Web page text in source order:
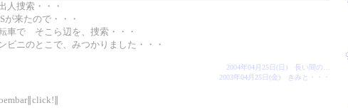
人捜索・・・
が来たので・・・
車で そこら辺を、捜索・・・
ビニのとこで、みつかりました・・・
2004年04月25日(日) 長い間の…
2003年04月25日(金) きみと・・・